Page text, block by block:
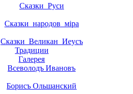
Сказки_Руси
Сказки_народов_мiра
Сказки_Великан_Иеусъ
Традиции
Галерея
Всеволодъ Ивановъ
Борисъ Ольшанский